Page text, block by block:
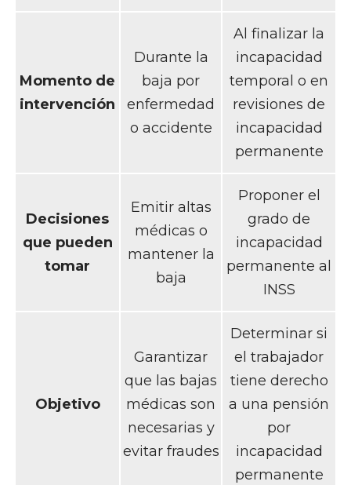
Momento de
intervención
Durante la
baja por
enfermedad
o accidente
Al finalizar la
incapacidad
temporal o en
revisiones de
incapacidad
permanente
Decisiones
que pueden
tomar
Emitir altas
médicas o
mantener la
baja
Proponer el
grado de
incapacidad
permanente al
INSS
Objetivo
Garantizar
que las bajas
médicas son
necesarias y
evitar fraudes
Determinar si
el trabajador
tiene derecho
a una pensión
por
incapacidad
permanente